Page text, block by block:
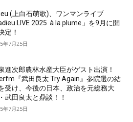
(上白石萌歌)、ワンマンライブ
adieu LIVE 2025 à la plume」を9月に開
定！
年7月25日
進次郎農林水産大臣がゲスト出演！
『武田良太 Try Again』参院選の結
受け、今後の日本、政治を元総務大
武田良太と鼎談！！
年7月25日